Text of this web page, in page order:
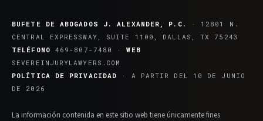
BUFETE DE ABOGADOS J. ALEXANDER, P.C.
· 12801 N.
CENTRAL EXPRESSWAY, SUITE 1100, DALLAS, TX 75243
TELÉFONO 469-807-7480 ·WEB
SEVEREINJURYLAWYERS.COM
POLÍTICA DE PRIVACIDAD · A PARTIR DEL 10 DE JUNIO
DE 2026
La información contenida en este sitio web tiene únicamente fines